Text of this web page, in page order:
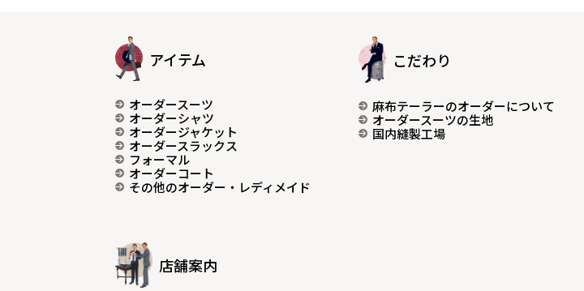
アイテム
オーダースーツ
オーダーシャツ
オーダージャケット
オーダースラックス
フォーマル
オーダーコート
その他のオーダー・レディメイド
こだわり
麻布テーラーのオーダーについて
オーダースーツの生地
国内縫製工場
店舗案内